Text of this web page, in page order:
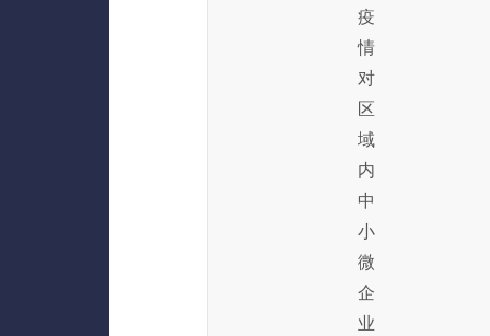
疫
情
对
区
域
内
中
小
微
企
业